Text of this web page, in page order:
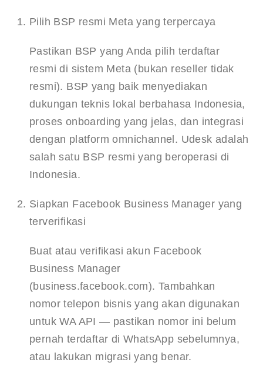
Pilih BSP resmi Meta yang terpercaya
Pastikan BSP yang Anda pilih terdaftar
resmi di sistem Meta (bukan reseller tidak
resmi). BSP yang baik menyediakan
dukungan teknis lokal berbahasa Indonesia,
proses onboarding yang jelas, dan integrasi
dengan platform omnichannel. Udesk adalah
salah satu BSP resmi yang beroperasi di
Indonesia.
Siapkan Facebook Business Manager yang
terverifikasi
Buat atau verifikasi akun Facebook
Business Manager
(business.facebook.com). Tambahkan
nomor telepon bisnis yang akan digunakan
untuk WA API — pastikan nomor ini belum
pernah terdaftar di WhatsApp sebelumnya,
atau lakukan migrasi yang benar.